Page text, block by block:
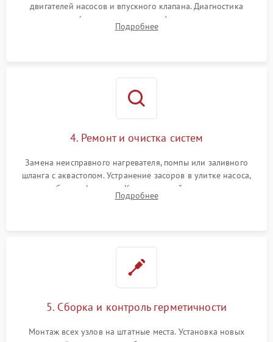
двигателей насосов и впускного клапана. Диагностика
прессостата (датчика уровня воды), датчика мутности,
концевика дверцы и электронного модуля управления.
Подробнее
4. Ремонт и очистка систем
Замена неисправного нагревателя, помпы или заливного
шланга с аквастопом. Устранение засоров в улитке насоса,
патрубках и фильтрах. Компонентный ремонт платы
управления, восстановление поврежденной проводки.
Подробнее
5. Сборка и контроль герметичности
Монтаж всех узлов на штатные места. Установка новых